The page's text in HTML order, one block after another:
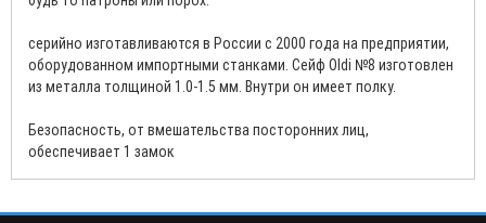
серийно изготавливаются в России с 2000 года на предприятии,
оборудованном импортными станками. Сейф Oldi №8 изготовлен
из металла толщиной 1.0-1.5 мм. Внутри он имеет полку.
Безопасность, от вмешательства посторонних лиц,
обеспечивает 1 замок